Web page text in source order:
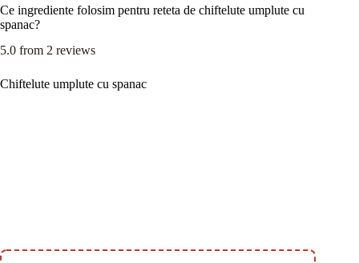
Ce ingrediente folosim pentru reteta de chiftelute umplute cu
spanac?
5.0 from 2 reviews
Chiftelute umplute cu spanac